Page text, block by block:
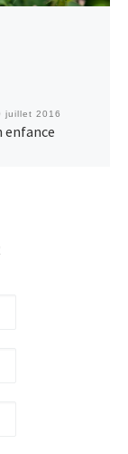
juillet 2016
enfance